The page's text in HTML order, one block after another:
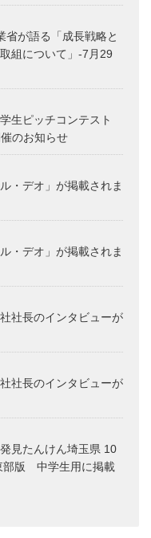
省が語る「成長戦略と
組について」-7月29
生ピッチコンテスト
のお知らせ
・デオ」が掲載されま
・デオ」が掲載されま
社長のインタビューが
社長のインタビューが
見たんけん埼玉県 10
部版 中学生用に掲載